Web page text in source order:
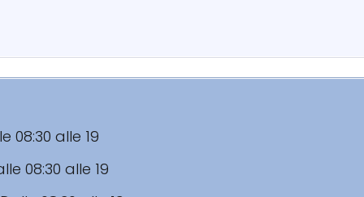
08:30 alle 19
08:30 alle 19